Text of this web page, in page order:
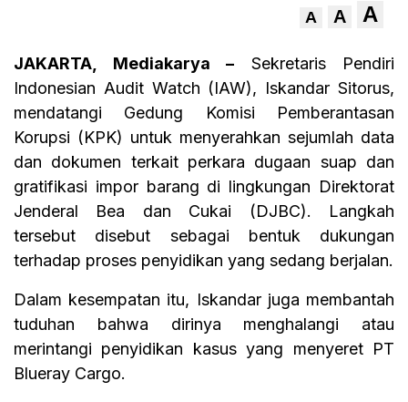
A A A
JAKARTA, Mediakarya – Sekretaris Pendiri
Indonesian Audit Watch (IAW), Iskandar Sitorus,
mendatangi Gedung Komisi Pemberantasan
Korupsi (KPK) untuk menyerahkan sejumlah data
dan dokumen terkait perkara dugaan suap dan
gratifikasi impor barang di lingkungan Direktorat
Jenderal Bea dan Cukai (DJBC). Langkah
tersebut disebut sebagai bentuk dukungan
terhadap proses penyidikan yang sedang berjalan.
Dalam kesempatan itu, Iskandar juga membantah
tuduhan bahwa dirinya menghalangi atau
merintangi penyidikan kasus yang menyeret PT
Blueray Cargo.